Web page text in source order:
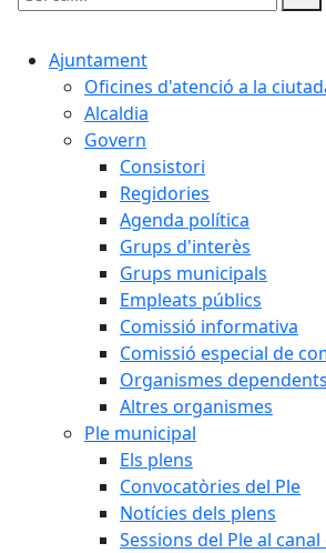
Cercar:
Ajuntament
Oficines d'atenció a la
Alcaldia
Govern
Consistori
Regidories
Agenda política
Grups d'interès
Grups municipals
Empleats públics
Comissió informativa
Comissió especial de
Organismes
Altres organismes
Ple municipal
Els plens
Convocatòries del Ple
Notícies dels plens
Sessions del Ple al